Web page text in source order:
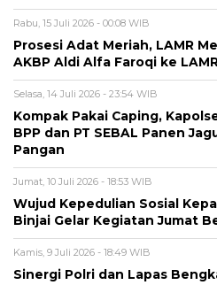
Rabu, 15 Juli 2026 - 00:08 WIB
Prosesi Adat Meriah, LAMR
AKBP Aldi Alfa Faroqi ke
Selasa, 14 Juli 2026 - 23:54 WIB
Kompak Pakai Caping,
BPP dan PT SEBAL Panen
Pangan
Jumat, 10 Juli 2026 - 18:53 WIB
Wujud Kepedulian Sosial
Binjai Gelar Kegiatan Jumat
Kamis, 9 Juli 2026 - 18:49 WIB
Sinergi Polri dan Lapas